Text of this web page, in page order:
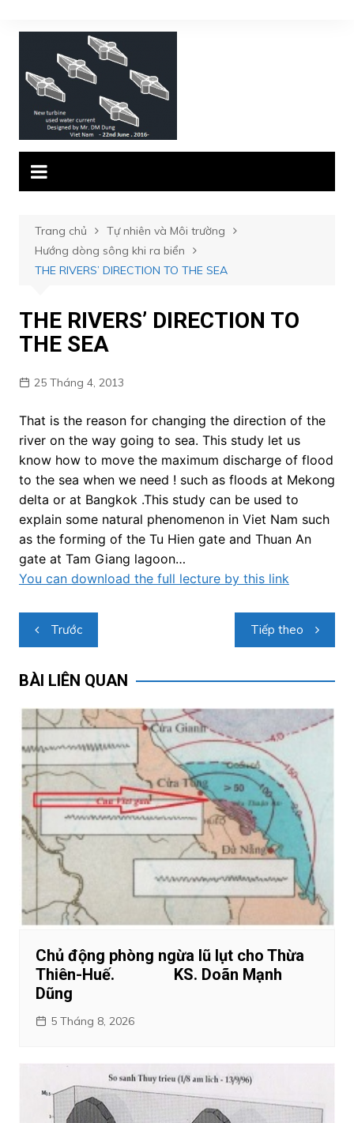
đến
Trang chủ
Tự nhiên và Môi trường
Hướng dòng sông khi ra biển
THE RIVERS’ DIRECTION TO THE SEA
THE RIVERS’ DIRECTION TO
THE SEA
25 Tháng 4, 2013
That is the reason for changing the direction of the
river on the way going to sea. This study let us
know how to move the maximum discharge of flood
to the sea when we need ! such as floods at Mekong
delta or at Bangkok .This study can be used to
explain some natural phenomenon in Viet Nam such
as the forming of the Tu Hien gate and Thuan An
gate at Tam Giang lagoon…
You can download the full lecture by this link
Điều
hướng
bài
Trước Tiếp theo
BÀI LIÊN QUAN
Chủ động phòng ngừa lũ lụt cho Thừa
Thiên-Huế. KS. Doãn Mạnh
Dũng
5 Tháng 8, 2026